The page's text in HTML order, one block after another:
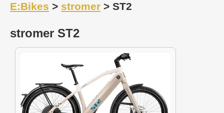
E:Bikes > stromer > ST2
stromer ST2